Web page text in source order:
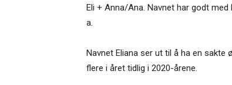
Eli + Anna/Ana. Navnet har godt
a.
Navnet Eliana ser ut til å ha en sakte
flere i året tidlig i 2020-årene.